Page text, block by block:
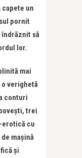
capete un
pornit
să
lor.
mai
verighetă
conturi
trei
erotică cu
mașină
și